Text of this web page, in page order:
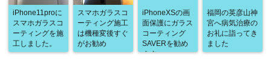
iPhone11proに
スマホガラスコ
ーティングを施
工しました。
スマホガラスコ
ーティング施工
は機種変後すぐ
がお勧め
iPhoneXSの画
面保護にガラス
コーティング
SAVERを勧め
ます
福岡の英彦山神
宮へ病気治療の
お礼に詣ってき
ました